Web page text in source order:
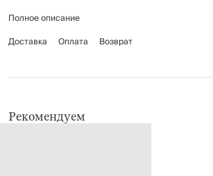
Рекомендуется мыть вручную с применением
губки. Можно мыть в посудомоечной машине.
Полное описание
Доставка
Оплата Возврат
Рекомендуем